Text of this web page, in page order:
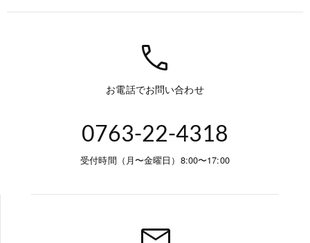
call
お電話でお問い合わせ
0763-22-4318
受付時間（月〜金曜日）8:00〜17:00